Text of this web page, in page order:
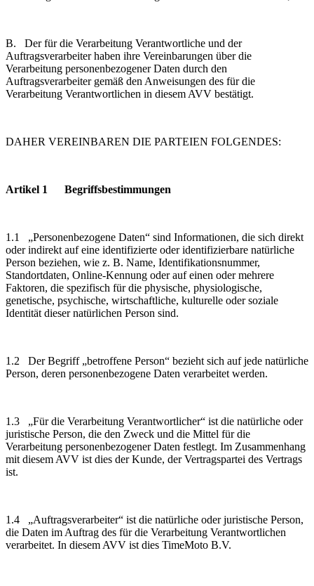
B. Der für die Verarbeitung Verantwortliche und der
Auftragsverarbeiter haben ihre Vereinbarungen über die
Verarbeitung personenbezogener Daten durch den
Auftragsverarbeiter gemäß den Anweisungen des für die
Verarbeitung Verantwortlichen in diesem AVV bestätigt.
DAHER VEREINBAREN DIE PARTEIEN FOLGENDES:
Artikel 1 Begriffsbestimmungen
1.1 „Personenbezogene Daten“ sind Informationen, die sich direkt
oder indirekt auf eine identifizierte oder identifizierbare natürliche
Person beziehen, wie z. B. Name, Identifikationsnummer,
Standortdaten, Online-Kennung oder auf einen oder mehrere
Faktoren, die spezifisch für die physische, physiologische,
genetische, psychische, wirtschaftliche, kulturelle oder soziale
Identität dieser natürlichen Person sind.
1.2 Der Begriff „betroffene Person“ bezieht sich auf jede natürliche
Person, deren personenbezogene Daten verarbeitet werden.
1.3 „Für die Verarbeitung Verantwortlicher“ ist die natürliche oder
juristische Person, die den Zweck und die Mittel für die
Verarbeitung personenbezogener Daten festlegt. Im Zusammenhang
mit diesem AVV ist dies der Kunde, der Vertragspartei des Vertrags
ist.
1.4 „Auftragsverarbeiter“ ist die natürliche oder juristische Person,
die Daten im Auftrag des für die Verarbeitung Verantwortlichen
verarbeitet. In diesem AVV ist dies TimeMoto B.V.